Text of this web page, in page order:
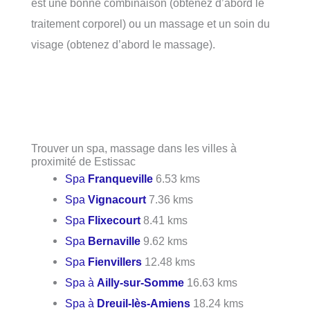
est une bonne combinaison (obtenez d’abord le
traitement corporel) ou un massage et un soin du
visage (obtenez d’abord le massage).
Trouver un spa, massage dans les villes à
proximité de Estissac
Spa Franqueville 6.53 kms
SpaVignacourt 7.36 kms
Spa Flixecourt 8.41 kms
Spa Bernaville 9.62 kms
Spa Fienvillers 12.48 kms
Spa àAilly-sur-Somme 16.63 kms
Spa à Dreuil-lès-Amiens 18.24 kms